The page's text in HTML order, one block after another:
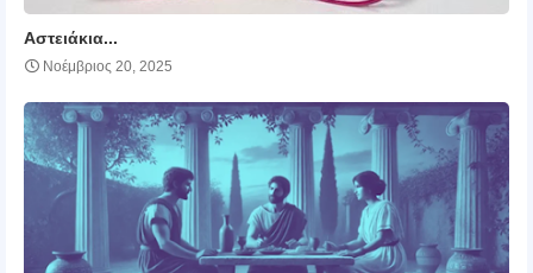
Αστειάκια...
Νοέμβριος 20, 2025